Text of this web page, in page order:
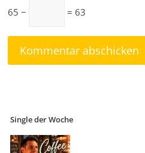
65 −
= 63
Single der Woche